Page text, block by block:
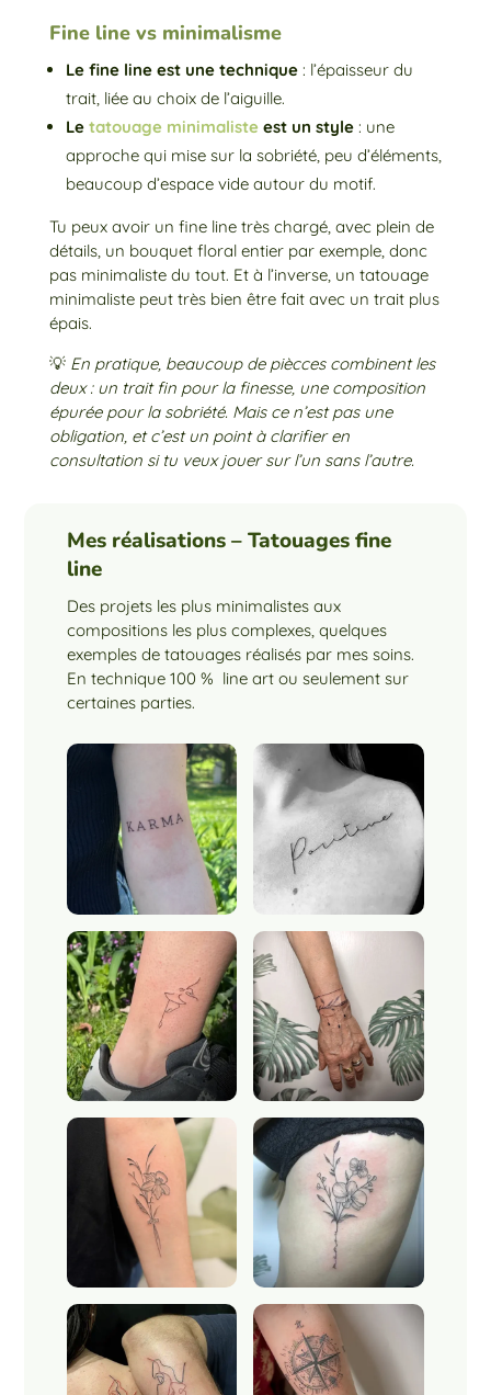
Fine line vs minimalisme
Le fine line est une technique: l’épaisseur du
trait, liée au choix de l’aiguille.
Le tatouage minimalisteest un style: une
approche qui mise sur la sobriété, peu d’éléments,
beaucoup d’espace vide autour du motif.
Tu peux avoir un fine line très chargé, avec plein de
détails, un bouquet floral entier par exemple, donc
pas minimaliste du tout. Et à l’inverse, un tatouage
minimaliste peut très bien être fait avec un trait plus
épais.
💡En pratique, beaucoup de piècces combinent les
deux : un trait fin pour la finesse, une composition
épurée pour la sobriété. Mais ce n’est pas une
obligation, et c’est un point à clarifier en
consultation si tu veux jouer sur l’un sans l’autre.
Mes réalisations – Tatouages fine
line
Des projets les plus minimalistes aux
compositions les plus complexes, quelques
exemples de tatouages réalisés par mes soins.
En technique 100 % line art ou seulement sur
certaines parties.